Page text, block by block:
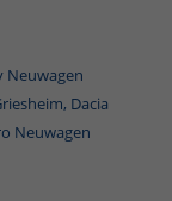
Neuwagen
Dacia
Neuwagen